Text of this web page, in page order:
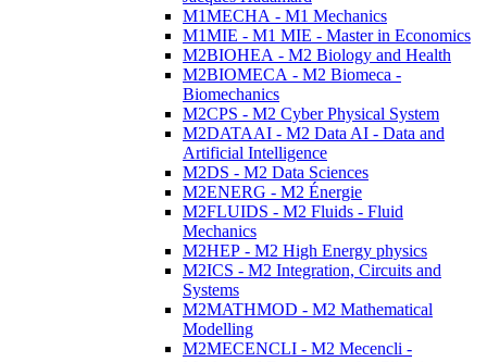
M1MECHA - M1 Mechanics
M1MIE - M1 MIE - Master in Economics
M2BIOHEA - M2 Biology and Health
M2BIOMECA - M2 Biomeca -
Biomechanics
M2CPS - M2 Cyber Physical System
M2DATAAI - M2 Data AI - Data and
Artificial Intelligence
M2DS - M2 Data Sciences
M2ENERG - M2 Énergie
M2FLUIDS - M2 Fluids - Fluid
Mechanics
M2HEP - M2 High Energy physics
M2ICS - M2 Integration, Circuits and
Systems
M2MATHMOD - M2 Mathematical
Modelling
M2MECENCLI - M2 Mecencli -